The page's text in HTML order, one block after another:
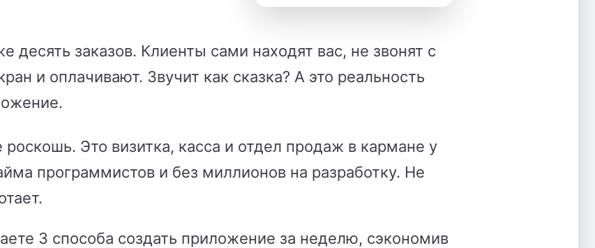
десять заказов. Клиенты сами находят вас, не звонят с
и оплачивают. Звучит как сказка? А это реальность
Это визитка, касса и отдел продаж в кармане у
программистов и без миллионов на разработку. Не
3 способа создать приложение за неделю, сэкономив